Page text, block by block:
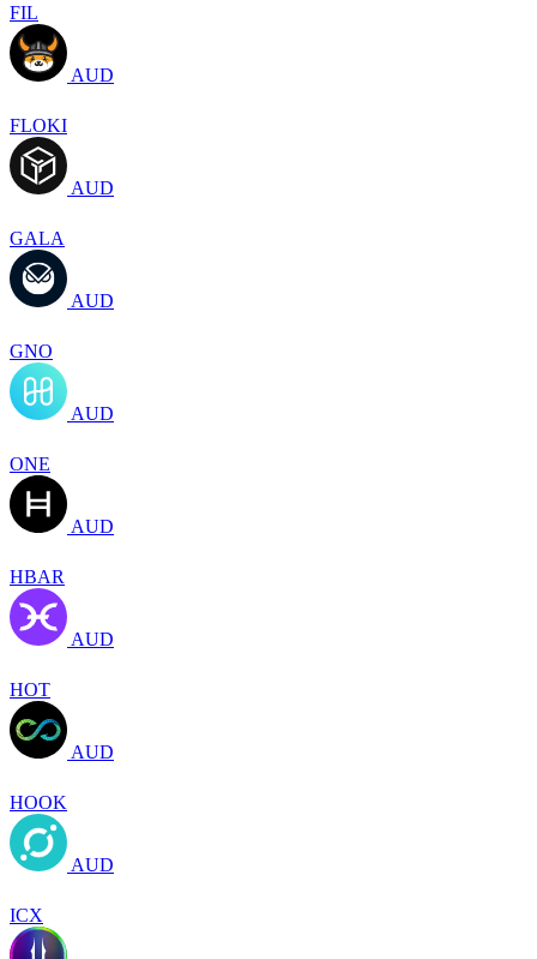
FIL
AUD
FLOKI
AUD
GALA
AUD
GNO
AUD
ONE
AUD
HBAR
AUD
HOT
AUD
HOOK
AUD
ICX